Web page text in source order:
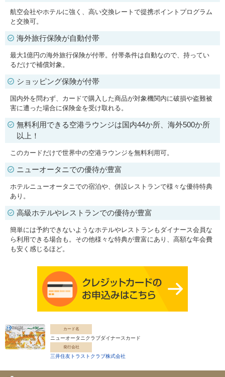
航空会社やホテルに強く、高い交換レートで提携ポイントプログラム
と交換可。
海外旅行保険が自動付帯
最大1億円の海外旅行保険が付帯。付帯条件は自動なので、持ってい
るだけで補償対象。
ショッピング保険が付帯
国内外を問わず、カードで購入した商品が対象機関内に破損や盗難被
害に遭った場合に保険金を受け取れる。
無料利用できる空港ラウンジは国内44か所、海外500か所
以上！
このカードだけで世界中の空港ラウンジを無料利用可。
ニューオータニでの優待が豊富
ホテルニューオータニでの宿泊や、併設レストランで様々な優待特典
あり。
高級ホテルやレストランでの優待が豊富
簡単には予約できないようなホテルやレストランもダイナース会員な
ら利用できる場合も。その他様々な特典が豊富にあり、高額な年会費
も安く感じるほど。
カード名
ニューオータニクラブダイナースカード
発行会社
三井住友トラストクラブ株式会社